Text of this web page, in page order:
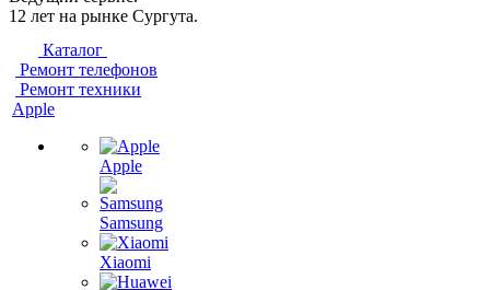
12 лет на рынке Сургута.
Каталог
Ремонт телефонов
Ремонт техники
Apple
Apple
Samsung
Xiaomi